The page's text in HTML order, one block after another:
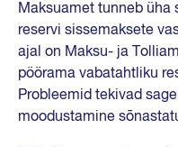
Maksuamet tunneb üha
reservi sissemaksete
ajal on Maksu- ja
pöörama vabatahtliku
Probleemid tekivad
moodustamine